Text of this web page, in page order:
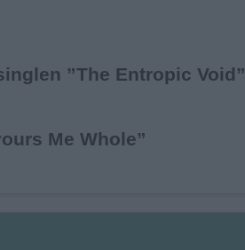
”The Entropic Void”
Me Whole”